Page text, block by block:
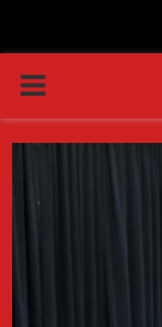
PRIMARY
MENU